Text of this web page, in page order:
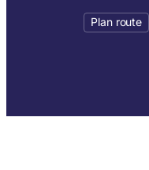
Plan route